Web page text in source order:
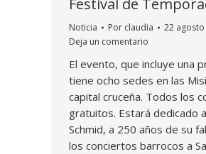
Festival de
Noticia Por claudia
22
Deja un comentario
El evento, que incluye una
tiene ocho sedes en las
capital cruceña. Todos los
gratuitos. Estará dedicado
Schmid, a 250 años de su
los conciertos barrocos a